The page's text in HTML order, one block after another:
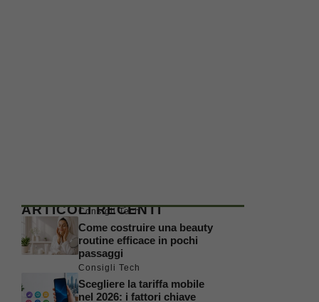
ARTICOLI RECENTI
Consigli Tech
Come costruire una beauty
routine efficace in pochi
passaggi
Consigli Tech
Scegliere la tariffa mobile
nel 2026: i fattori chiave